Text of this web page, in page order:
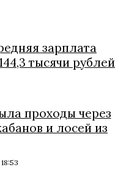
зарплата
тысячи рублей
проходы через
и лосей из